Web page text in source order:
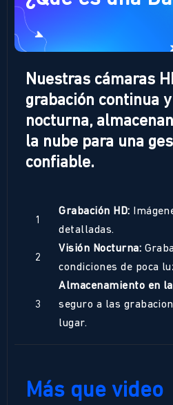
Nuestras cámaras
grabación continua
nocturna,
la nube para una
confiable.
1
Grabación HD:
detalladas.
2
Visión Nocturna:
condiciones de poca
3
Almacenamiento en la
seguro a las
lugar.
Más que video
Enviar